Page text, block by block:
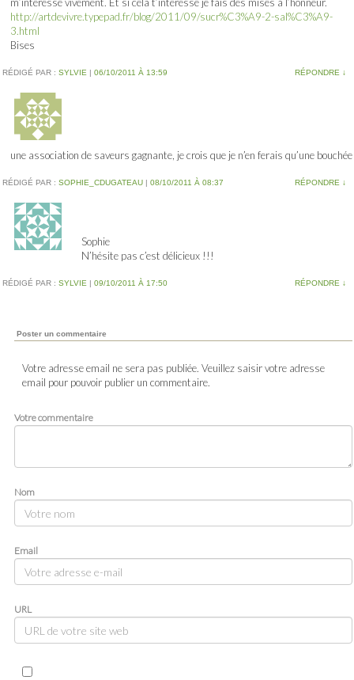
m’intéresse vivement. Et si cela t’intéresse je fais des mises à l’honneur.
http://artdevivre.typepad.fr/blog/2011/09/sucr%C3%A9-2-sal%C3%A9-
3.html
Bises
RÉDIGÉ PAR : SYLVIE | 06/10/2011 À 13:59 RÉPONDRE ↓
une association de saveurs gagnante, je crois que je n’en ferais qu’une bouchée
RÉDIGÉ PAR : SOPHIE_CDUGATEAU | 08/10/2011 À 08:37 RÉPONDRE ↓
Sophie
N’hésite pas c’est délicieux !!!
RÉDIGÉ PAR : SYLVIE | 09/10/2011 À 17:50 RÉPONDRE ↓
Poster un commentaire
Votre adresse email ne sera pas publiée. Veuillez saisir votre adresse
email pour pouvoir publier un commentaire.
Votre commentaire
Nom
Email
URL